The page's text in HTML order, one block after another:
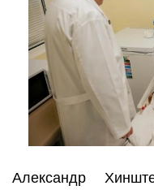
Александр